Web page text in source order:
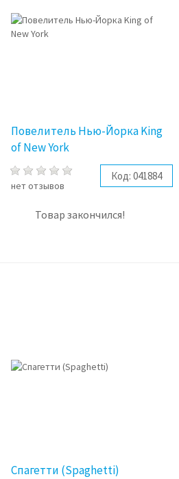
Повелитель Нью-Йорка King
of New York
нет отзывов
Код: 041884
Товар закончился!
Спагетти (Spaghetti)